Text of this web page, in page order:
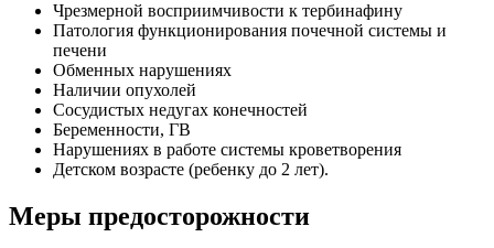
Чрезмерной восприимчивости к тербинафину
Патология функционирования почечной системы и
печени
Обменных нарушениях
Наличии опухолей
Сосудистых недугах конечностей
Беременности, ГВ
Нарушениях в работе системы кроветворения
Детском возрасте (ребенку до 2 лет).
Меры предосторожности